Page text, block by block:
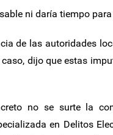
ni daría tiempo para
de las autoridades
dijo que estas
no se surte la
en Delitos